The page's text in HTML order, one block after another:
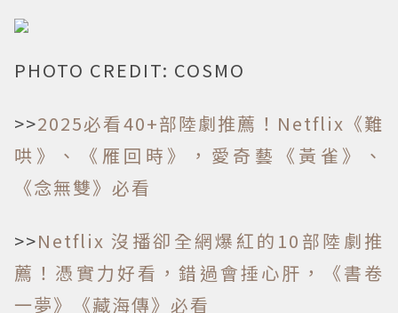
PHOTO CREDIT: COSMO
>>2025必看40+部陸劇推薦！Netflix《難
哄》、《雁回時》，愛奇藝《黃雀》、
《念無雙》必看
>>Netflix 沒播卻全網爆紅的10部陸劇推
薦！憑實力好看，錯過會捶心肝，《書卷
一夢》《藏海傳》必看